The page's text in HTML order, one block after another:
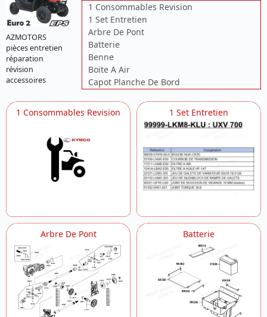
AZMOTORS
pièces entretien
réparation
révision
accessoires
1 Consommables Revision
1 Set Entretien
Arbre De Pont
Batterie
Benne
Boite A Air
Capot Planche De Bord
Cardan Version Renforce
Cardan Version Standard
Carters Moteur
Carter Droit Pompe A Eau
Clignotants Feux Arriere
Compteur De Vitesses
Cylindre Piston
Decors
Demarreur Allumage Pompe A Huile
Diferentiel Arriere Version Standard
Differentiel Arriere Version Renforcee
Differentiel Avant
Echappement
Equipement Electrique
Freins Arriere
1 Consommables Revision 1 Set Entretien
Arbre De Pont Batterie